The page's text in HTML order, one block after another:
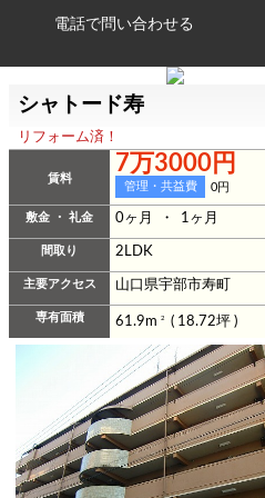
電話で問い合わせる
シャトード寿
リフォーム済！
賃料
7万3000円
管理・共益費 0円
敷金 ・ 礼金 0ヶ月 ・ 1ヶ月
間取り 2LDK
主要アクセス 山口県宇部市寿町
専有面積 61.9m2 ( 18.72坪 )